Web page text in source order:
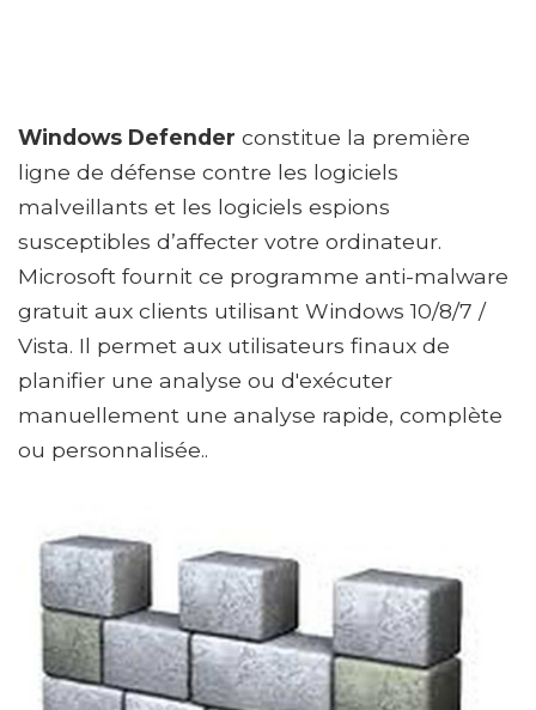
Windows Defender constitue la première
ligne de défense contre les logiciels
malveillants et les logiciels espions
susceptibles d’affecter votre ordinateur.
Microsoft fournit ce programme anti-malware
gratuit aux clients utilisant Windows 10/8/7 /
Vista. Il permet aux utilisateurs finaux de
planifier une analyse ou d'exécuter
manuellement une analyse rapide, complète
ou personnalisée..